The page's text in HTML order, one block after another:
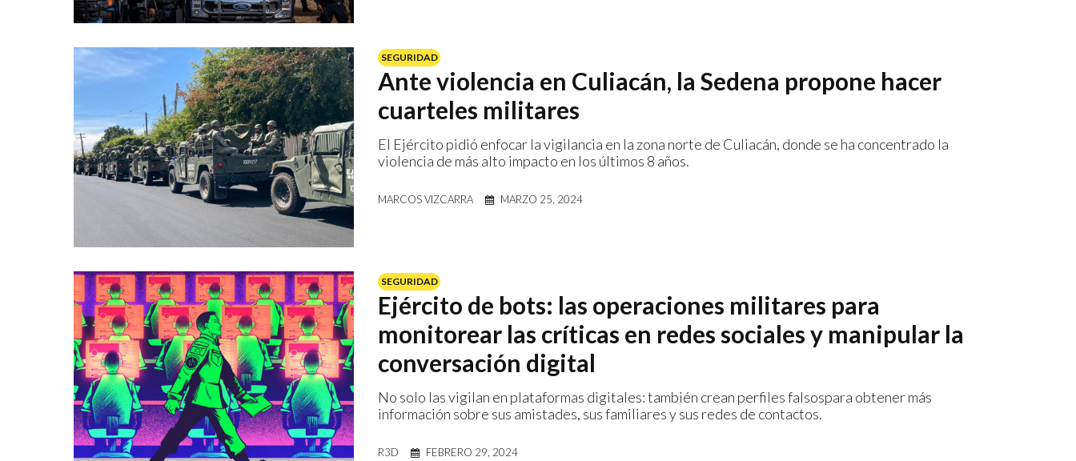
SEGURIDAD
Ante violencia en Culiacán, la Sedena propone hacer
cuarteles militares
El Ejército pidió enfocar la vigilancia en la zona norte de Culiacán, donde se ha concentrado la
violencia de más alto impacto en los últimos 8 años.
MARCOS VIZCARRA MARZO 25, 2024
SEGURIDAD
Ejército de bots: las operaciones militares para
monitorear las críticas en redes sociales y manipular la
conversación digital
No solo las vigilan en plataformas digitales: también crean perfiles falsospara obtener más
información sobre sus amistades, sus familiares y sus redes de contactos.
R3D FEBRERO 29, 2024